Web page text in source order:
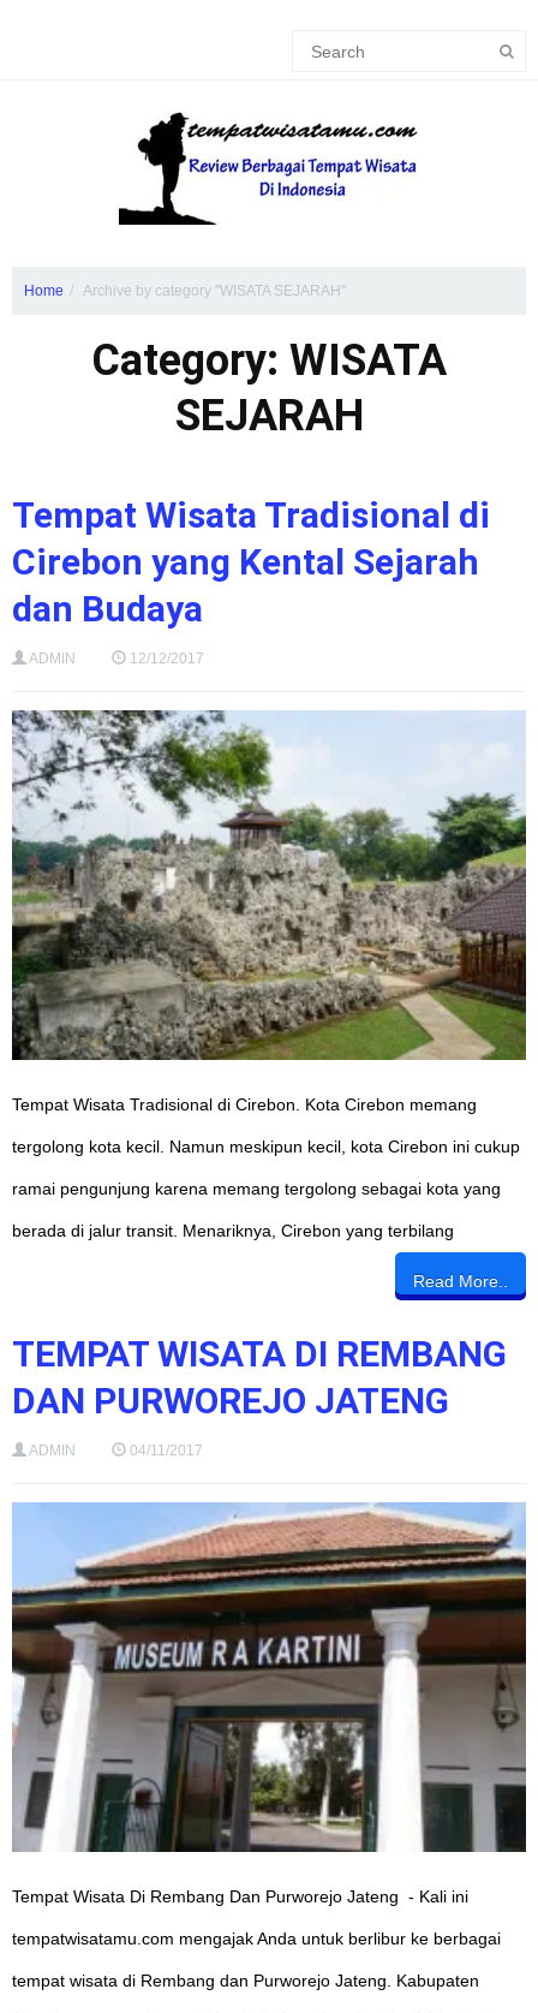
Home Archive by category "WISATA SEJARAH"
Category: WISATA
SEJARAH
Tempat Wisata Tradisional di
Cirebon yang Kental Sejarah
dan Budaya
ADMIN 12/12/2017
Tempat Wisata Tradisional di Cirebon. Kota Cirebon memang
tergolong kota kecil. Namun meskipun kecil, kota Cirebon ini cukup
ramai pengunjung karena memang tergolong sebagai kota yang
berada di jalur transit. Menariknya, Cirebon yang terbilang
Read More..
TEMPAT WISATA DI REMBANG
DAN PURWOREJO JATENG
ADMIN 04/11/2017
Tempat Wisata Di Rembang Dan Purworejo Jateng - Kali ini
tempatwisatamu.com mengajak Anda untuk berlibur ke berbagai
tempat wisata di Rembang dan Purworejo Jateng. Kabupaten